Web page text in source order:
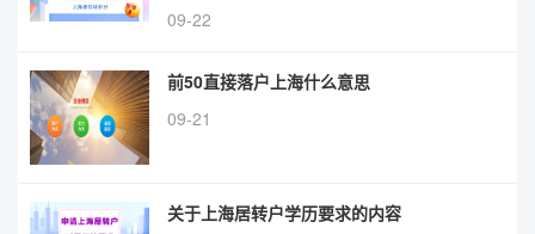
09-22
前50直接落户上海什么意思
09-21
关于上海居转户学历要求的内容